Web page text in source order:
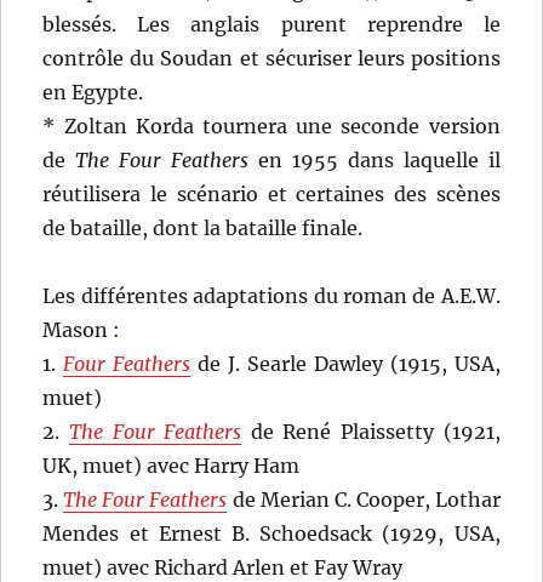
blessés. Les anglais purent reprendre le
contrôle du Soudan et sécuriser leurs positions
en Egypte.
* Zoltan Korda tournera une seconde version
deThe Four Feathers en 1955 dans laquelle il
réutilisera le scénario et certaines des scènes
de bataille, dont la bataille finale.
Les différentes adaptations du roman de A.E.W.
Mason :
1.Four Feathers de J. Searle Dawley (1915, USA,
muet)
2. The Four Feathers de René Plaissetty (1921,
UK, muet) avec Harry Ham
3.The Four Feathers de Merian C. Cooper, Lothar
Mendes et Ernest B. Schoedsack (1929, USA,
muet) avec Richard Arlen et Fay Wray